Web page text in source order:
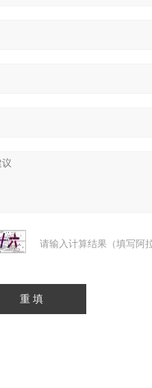
请输入计算结果（填写阿